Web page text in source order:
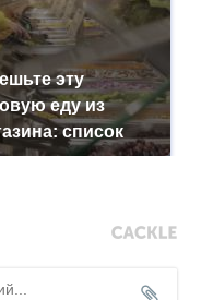
эту
еду из
список